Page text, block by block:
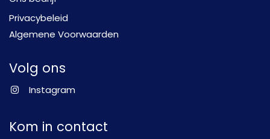
Privacybeleid
Algemene Voorwaarden
Volg ons
Instagram
Kom in contact